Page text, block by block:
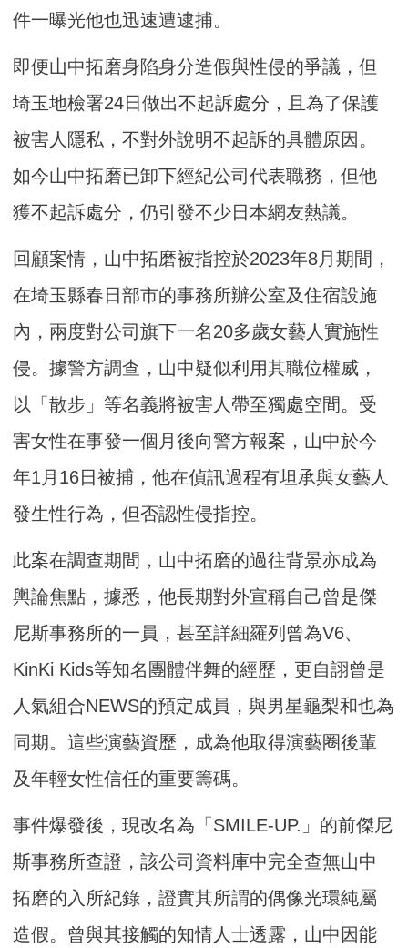
件一曝光他也迅速遭逮捕。
即便山中拓磨身陷身分造假與性侵的爭議，但
埼玉地檢署24日做出不起訴處分，且為了保護
被害人隱私，不對外說明不起訴的具體原因。
如今山中拓磨已卸下經紀公司代表職務，但他
獲不起訴處分，仍引發不少日本網友熱議。
回顧案情，山中拓磨被指控於2023年8月期間，
在埼玉縣春日部市的事務所辦公室及住宿設施
內，兩度對公司旗下一名20多歲女藝人實施性
侵。據警方調查，山中疑似利用其職位權威，
以「散步」等名義將被害人帶至獨處空間。受
害女性在事發一個月後向警方報案，山中於今
年1月16日被捕，他在偵訊過程有坦承與女藝人
發生性行為，但否認性侵指控。
此案在調查期間，山中拓磨的過往背景亦成為
輿論焦點，據悉，他長期對外宣稱自己曾是傑
尼斯事務所的一員，甚至詳細羅列曾為V6、
KinKi Kids等知名團體伴舞的經歷，更自詡曾是
人氣組合NEWS的預定成員，與男星龜梨和也為
同期。這些演藝資歷，成為他取得演藝圈後輩
及年輕女性信任的重要籌碼。
事件爆發後，現改名為「SMILE-UP.」的前傑尼
斯事務所查證，該公司資料庫中完全查無山中
拓磨的入所紀錄，證實其所謂的偶像光環純屬
造假。曾與其接觸的知情人士透露，山中因能